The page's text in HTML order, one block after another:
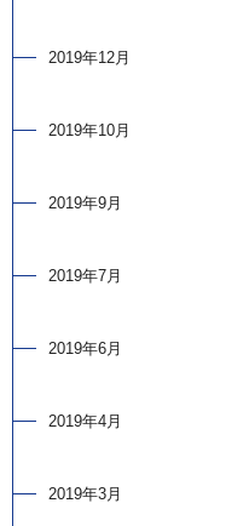
2019年12月
2019年10月
2019年9月
2019年7月
2019年6月
2019年4月
2019年3月